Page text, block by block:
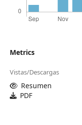
Metrics
Vistas/Descargas
Resumen
PDF